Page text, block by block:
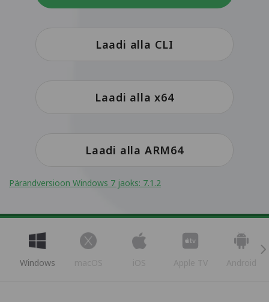
Laadi alla CLI
Laadi alla x64
Laadi alla ARM64
Pärandversioon Windows 7 jaoks: 7.1.2
Windows macOS iOS Apple TV Android